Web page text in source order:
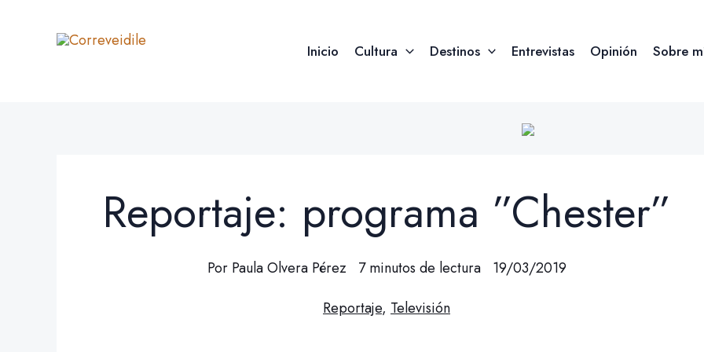
contenido
Inicio Cultura Destinos Entrevistas Opinión Sobre
Reportaje: programa ”Chester”
Por Paula Olvera Pérez 7 minutos de lectura
19/03/2019
Reportaje, Televisión